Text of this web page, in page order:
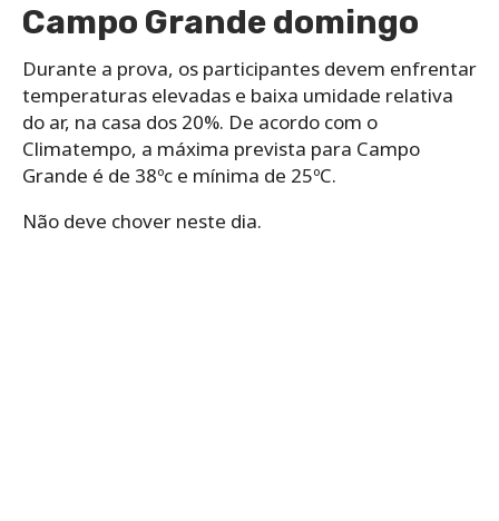
Campo Grande domingo
Durante a prova, os participantes devem enfrentar
temperaturas elevadas e baixa umidade relativa
do ar, na casa dos 20%. De acordo com o
Climatempo, a máxima prevista para Campo
Grande é de 38ºc e mínima de 25ºC.
Não deve chover neste dia.